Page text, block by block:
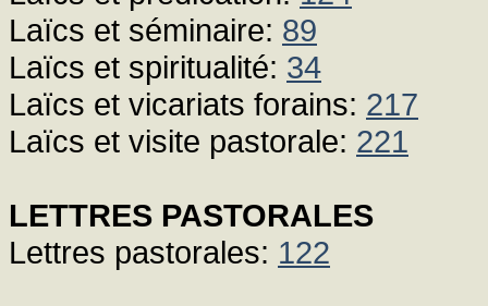
Laïcs et séminaire: 89
Laïcs et spiritualité: 34
Laïcs et vicariats forains: 217
Laïcs et visite pastorale: 221
LETTRES PASTORALES
Lettres pastorales: 122